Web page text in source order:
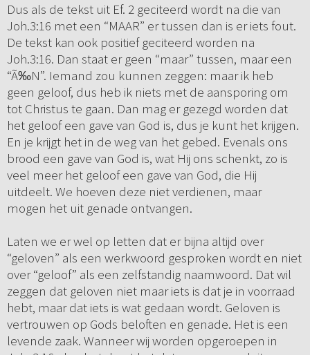
Dus als de tekst uit Ef. 2 geciteerd wordt na die van
Joh.3:16 met een “MAAR” er tussen dan is er iets fout.
De tekst kan ook positief geciteerd worden na
Joh.3:16. Dan staat er geen “maar” tussen, maar een
“Ã‰N”. Iemand zou kunnen zeggen: maar ik heb
geen geloof, dus heb ik niets met de aansporing om
tot Christus te gaan. Dan mag er gezegd worden dat
het geloof een gave van God is, dus je kunt het krijgen.
En je krijgt het in de weg van het gebed. Evenals ons
brood een gave van God is, wat Hij ons schenkt, zo is
veel meer het geloof een gave van God, die Hij
uitdeelt. We hoeven deze niet verdienen, maar
mogen het uit genade ontvangen.
Laten we er wel op letten dat er bijna altijd over
“geloven” als een werkwoord gesproken wordt en niet
over “geloof” als een zelfstandig naamwoord. Dat wil
zeggen dat geloven niet maar iets is dat je in voorraad
hebt, maar dat iets is wat gedaan wordt. Geloven is
vertrouwen op Gods beloften en genade. Het is een
levende zaak. Wanneer wij worden opgeroepen in